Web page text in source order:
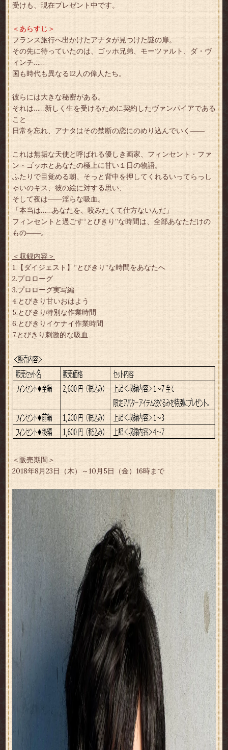
受けも、現在プレゼント中です。
＜あらすじ＞
フランス旅行へ出かけたアナタが見つけた謎の扉。
その先に待っていたのは、ゴッホ兄弟、モーツァルト、ダ・ヴ
ィンチ……
国も時代も異なる12人の偉人たち。
彼らには大きな秘密がある。
それは……新しく生を受けるために契約したヴァンパイアである
こと
日常を忘れ、アナタはその禁断の恋にのめり込んでいく――
これは無垢な天使と呼ばれる優しき画家、フィンセント・ファ
ン・ゴッホとあなたの極上に甘い１日の物語。
ふたりで目覚める朝、そっと背中を押してくれるいってらっし
ゃいのキス、彼の絵に対する思い、
そして夜は――淫らな吸血。
「本当は……あなたを、咬みたくて仕方ないんだ」
フィンセントと過ごす“とびきり”な時間は、全部あなただけの
もの――。
＜収録内容＞
1.【ダイジェスト】“とびきり”な時間をあなたへ
2.プロローグ
3.プロローグ実写編
4.とびきり甘いおはよう
5.とびきり特別な作業時間
6.とびきりイケナイ作業時間
7.とびきり刺激的な吸血
＜販売期間＞
2018年8月23日（木）～10月5日（金）16時まで